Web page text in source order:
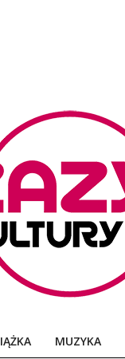
Primary
MUZYKA